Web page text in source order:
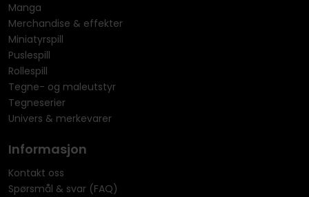
Manga
Merchandise & effekter
Miniatyrspill
Puslespill
Rollespill
Tegne- og maleutstyr
Tegneserier
Univers & merkevarer
Informasjon
Kontakt oss
Spørsmål & svar (FAQ)